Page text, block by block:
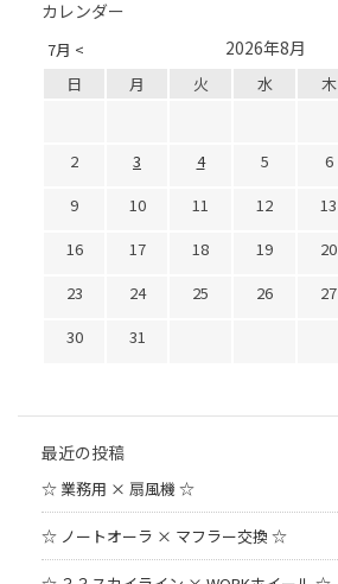
カレンダー
7月 < 2026年8月
日 月 火 水 木
2
3 4 5 6
9
10 11 12 13
16
17 18 19 20
23
24 25 26 27
30
31
最近の投稿
☆ 業務用 × 扇風機 ☆
☆ ノートオーラ × マフラー交換 ☆